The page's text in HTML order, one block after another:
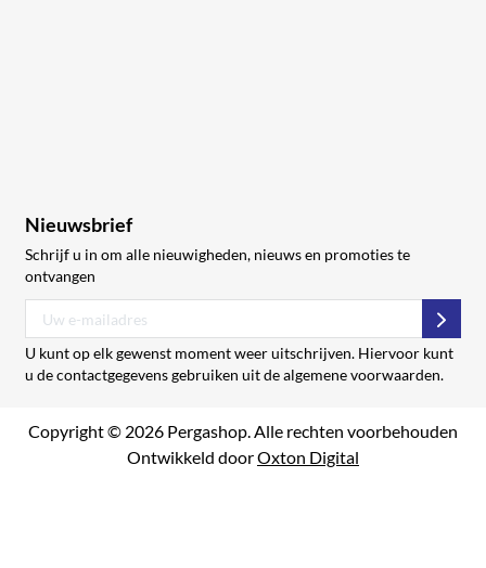
Nieuwsbrief
Schrijf u in om alle nieuwigheden, nieuws en promoties te
ontvangen
U kunt op elk gewenst moment weer uitschrijven. Hiervoor kunt
u de contactgegevens gebruiken uit de algemene voorwaarden.
Copyright © 2026 Pergashop. Alle rechten voorbehouden
Ontwikkeld doorOxton Digital